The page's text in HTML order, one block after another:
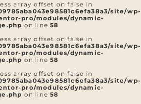
array offset on false in
site/wp-
pro/modules/dynamic-
on line58
array offset on false in
site/wp-
pro/modules/dynamic-
on line58
array offset on false in
site/wp-
pro/modules/dynamic-
on line58